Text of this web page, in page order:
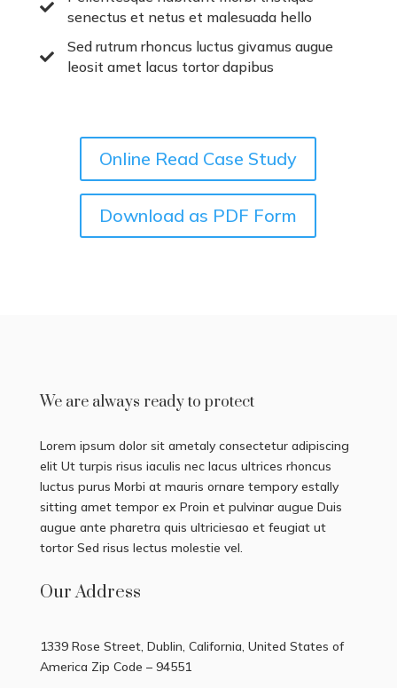

senectus et netus et malesuada hello

Sed rutrum rhoncus luctus givamus augue
leosit amet lacus tortor dapibus
Online Read Case Study
Download as PDF Form
We are always ready to protect
Lorem ipsum dolor sit ametaly consectetur adipiscing
elit Ut turpis risus iaculis nec lacus ultrices rhoncus
luctus purus Morbi at mauris ornare tempory estally
sitting amet tempor ex Proin et pulvinar augue Duis
augue ante pharetra quis ultriciesao et feugiat ut
tortor Sed risus lectus molestie vel.
Our Address
1339 Rose Street, Dublin, California, United States of
America Zip Code – 94551